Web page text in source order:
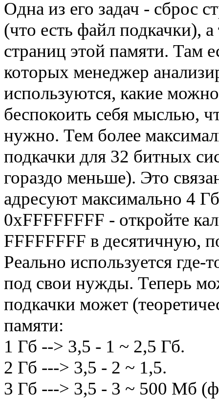
Одна из его задач - сброс
(что есть файл подкачки),
страниц этой памяти. Там
которых менеджер
используются, какие
беспокоить себя мыслью,
нужно. Тем более
подкачки для 32 битных
гораздо меньше). Это
адресуют максимально 4
0xFFFFFFFF - откройте
FFFFFFFF в десятичную,
Реально используется где-
под свои нужды. Теперь
подкачки может
памяти:
1 Гб --> 3,5 - 1 ~ 2,5 Гб.
2 Гб ---> 3,5 - 2 ~ 1,5.
3 Гб ---> 3,5 - 3 ~ 500 Мб